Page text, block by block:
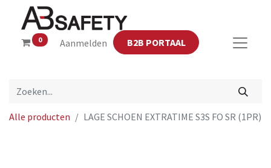
0 Aanmelden B2B PORTAAL
Alle producten LAGE SCHOEN EXTRATIME S3S FO SR (1PR)